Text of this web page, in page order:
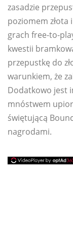
zasadzie
poziomem złota
grach free-to-
kwestii
przepustkę do
warunkiem, że
Dodatkowo jest
mnóstwem
świętującą
nagrodami.